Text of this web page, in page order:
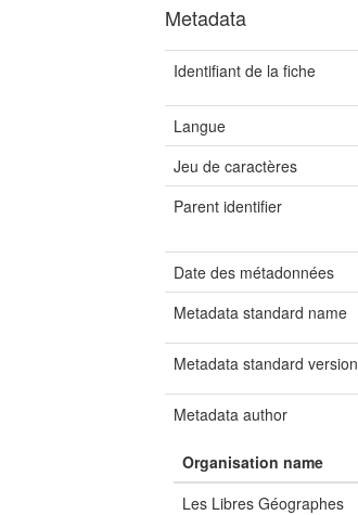
Metadata
Identifiant de la fiche
Langue
Jeu de caractères
Parent identifier
Date des métadonnées
Metadata standard name
Metadata standard version
Metadata author
Organisation name
Les Libres Géographes